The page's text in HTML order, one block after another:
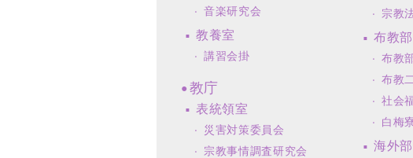
音楽研究会
教養室
講習会掛
教庁
表統領室
災害対策委員会
宗教事情調査研究会
宗教
布教部
布教
布教
社会
白梅
海外部